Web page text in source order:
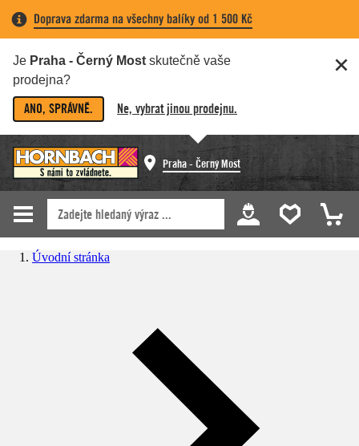
Doprava zdarma na všechny balíky od 1 500 Kč
Je Praha - Černý Most skutečně vaše
prodejna?
ANO, SPRÁVNĚ. Ne, vybrat jinou prodejnu.
Praha - Černý Most
Úvodní stránka